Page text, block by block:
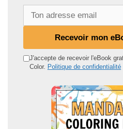
d
Recevoir mon
J'accepte de recevoir l'eBook
Color. Politique de confidentialité